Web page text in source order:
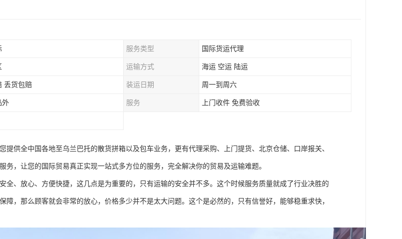
服务类型 国际货运代理
运输方式 海运 空运 陆运
丢货包赔 装运日期 周一到周六
外 服务 上门收件 免费验收
提供全中国各地至乌兰巴托的散货拼箱以及包车业务，更有代理采购、上门提货、北京仓储、口岸报关、
务，让您的国际贸易真正实现一站式多方位的服务，完全解决你的贸易及运输难题。
全、放心、方便快捷，这几点是为重要的，只有运输的安全并不多。这个时候服务质量就成了行业决胜的
障，那么顾客就会非常的放心，价格多少并不是太大问题。这个是必然的，只有信誉好，能够稳重求快，